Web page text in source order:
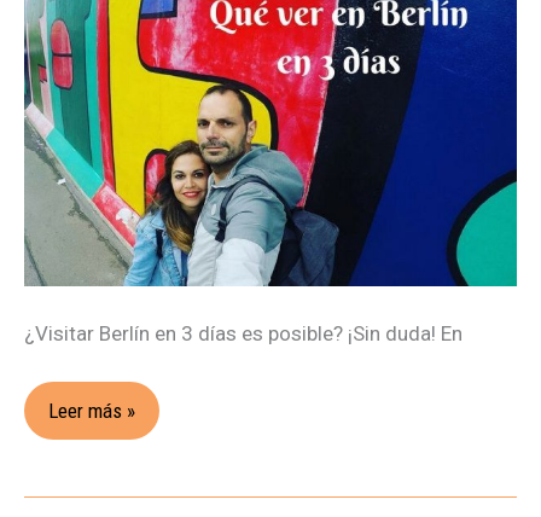
¿Visitar Berlín en 3 días es posible? ¡Sin duda! En
3
días
Leer más »